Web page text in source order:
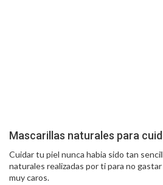
Mascarillas naturales para
Cuidar tu piel nunca habia sido tan
naturales realizadas por ti para no
muy caros.